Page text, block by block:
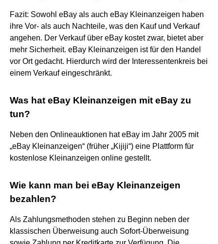
Fazit: Sowohl eBay als auch eBay Kleinanzeigen haben
ihre Vor- als auch Nachteile, was den Kauf und Verkauf
angehen. Der Verkauf über eBay kostet zwar, bietet aber
mehr Sicherheit. eBay Kleinanzeigen ist für den Handel
vor Ort gedacht. Hierdurch wird der Interessentenkreis bei
einem Verkauf eingeschränkt.
Was hat eBay Kleinanzeigen mit eBay zu
tun?
Neben den Onlineauktionen hat eBay im Jahr 2005 mit
„eBay Kleinanzeigen“ (früher „Kijiji“) eine Plattform für
kostenlose Kleinanzeigen online gestellt.
Wie kann man bei eBay Kleinanzeigen
bezahlen?
Als Zahlungsmethoden stehen zu Beginn neben der
klassischen Überweisung auch Sofort-Überweisung